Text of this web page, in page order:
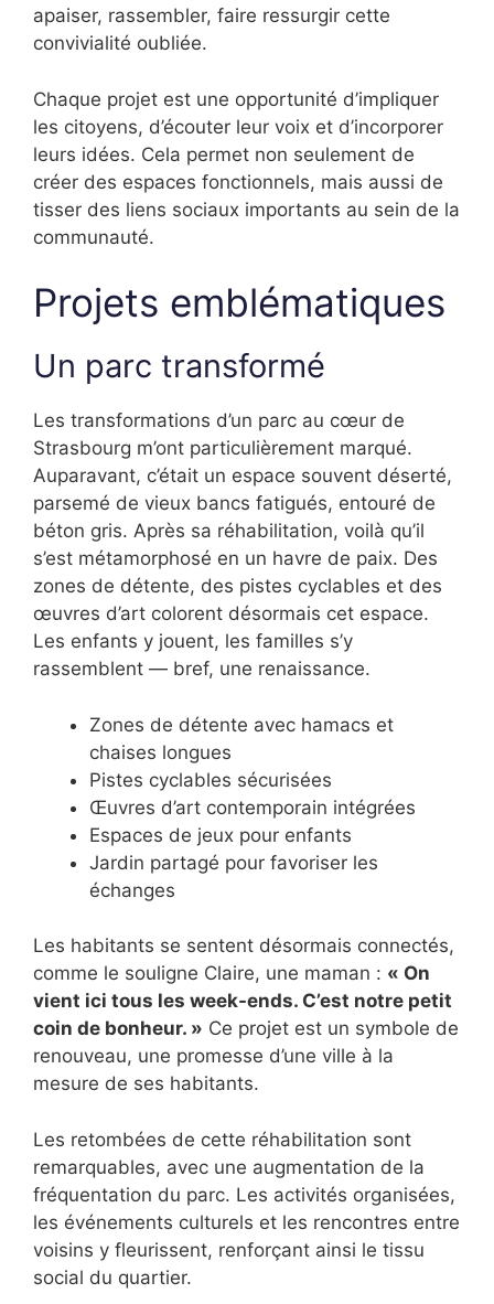
apaiser, rassembler, faire ressurgir cette
convivialité oubliée.
Chaque projet est une opportunité d’impliquer
les citoyens, d’écouter leur voix et d’incorporer
leurs idées. Cela permet non seulement de
créer des espaces fonctionnels, mais aussi de
tisser des liens sociaux importants au sein de la
communauté.
Projets emblématiques
Un parc transformé
Les transformations d’un parc au cœur de
Strasbourg m’ont particulièrement marqué.
Auparavant, c’était un espace souvent déserté,
parsemé de vieux bancs fatigués, entouré de
béton gris. Après sa réhabilitation, voilà qu’il
s’est métamorphosé en un havre de paix. Des
zones de détente, des pistes cyclables et des
œuvres d’art colorent désormais cet espace.
Les enfants y jouent, les familles s’y
rassemblent — bref, une renaissance.
Zones de détente avec hamacs et
chaises longues
Pistes cyclables sécurisées
Œuvres d’art contemporain intégrées
Espaces de jeux pour enfants
Jardin partagé pour favoriser les
échanges
Les habitants se sentent désormais connectés,
comme le souligne Claire, une maman : « On
vient ici tous les week-ends. C’est notre petit
coin de bonheur. » Ce projet est un symbole de
renouveau, une promesse d’une ville à la
mesure de ses habitants.
Les retombées de cette réhabilitation sont
remarquables, avec une augmentation de la
fréquentation du parc. Les activités organisées,
les événements culturels et les rencontres entre
voisins y fleurissent, renforçant ainsi le tissu
social du quartier.